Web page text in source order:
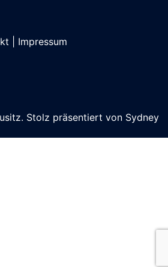
Impressum
Stolz präsentiert von Sydney